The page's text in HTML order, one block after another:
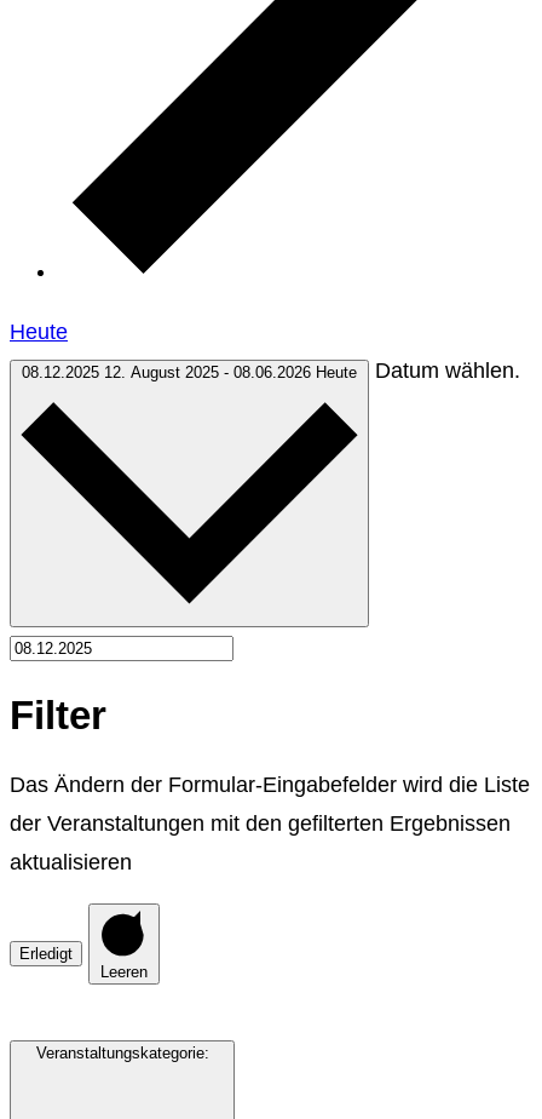
Heute
08.12.2025 12. August 2025 - 08.06.2026 Heute Datum wählen.
Filter
Das Ändern der Formular-Eingabefelder wird die Liste
der Veranstaltungen mit den gefilterten Ergebnissen
aktualisieren
Erledigt
Leeren
Veranstaltungskategorie: